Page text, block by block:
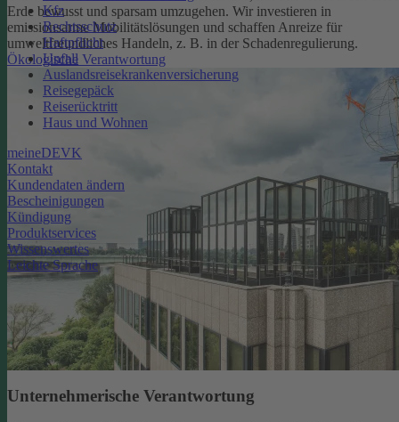
Kfz
Rechtsschutz
Haftpflicht
Unfall
Auslandsreisekrankenversicherung
Reisegepäck
Reiserücktritt
Haus und Wohnen
meineDEVK
Kontakt
Kundendaten ändern
Bescheinigungen
Kündigung
Produktservices
Wissenswertes
Leichte Sprache
Erde bewusst und sparsam umzugehen. Wir investieren in
emissionsarme Mobilitätslösungen und schaffen Anreize für
umweltfreundliches Handeln, z. B. in der Schadenregulierung.
Ökologische Verantwortung
Unternehmerische Verantwortung